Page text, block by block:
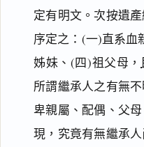
定有明文。次按遺
序定之：(一)直系血
姊妹、(四)祖父母，
所謂繼承人之有無
卑親屬、配偶、父
現，究竟有無繼承